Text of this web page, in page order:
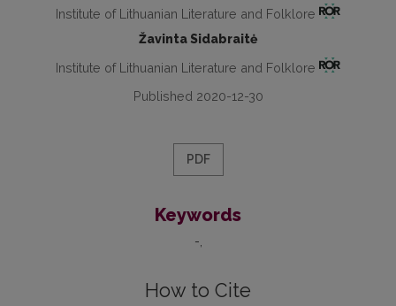
Institute of Lithuanian Literature and Folklore
Žavinta Sidabraitė
Institute of Lithuanian Literature and Folklore
Published 2020-12-30
PDF
Keywords
-
How to Cite